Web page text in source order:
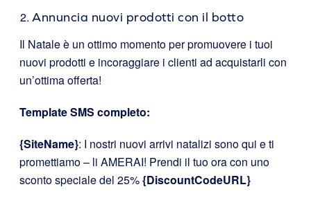
Annuncia nuovi prodotti con il botto
Il Natale è un ottimo momento per promuovere i tuoi
nuovi prodotti e incoraggiare i clienti ad acquistarli con
un’ottima offerta!
Template SMS completo:
{SiteName}: I nostri nuovi arrivi natalizi sono qui e ti
promettiamo – li AMERAI! Prendi il tuo ora con uno
sconto speciale del 25%{DiscountCodeURL}